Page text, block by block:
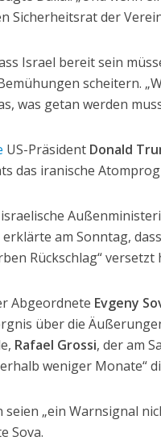
Sicherheitsrat der
Israel bereit sein
scheitern.
was getan werden
US-Präsident Donald
das iranische
am Sonntag,
Rückschlag“ versetzt
Abgeordnete Evgeny
über die
Rafael Grossi, der am
weniger Monate“
seien „ein Warnsignal
Sova.